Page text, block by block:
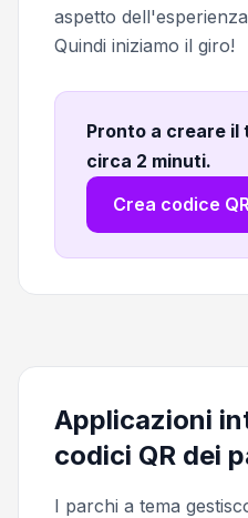
aspetto
Quindi iniziamo il giro!
Pronto a creare il
circa 2 minuti.
Crea codice QR
Applicazioni
codici QR dei
I parchi a tema